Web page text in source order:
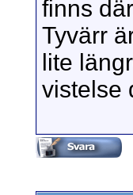
finns
Tyvärr
lite
vistelse